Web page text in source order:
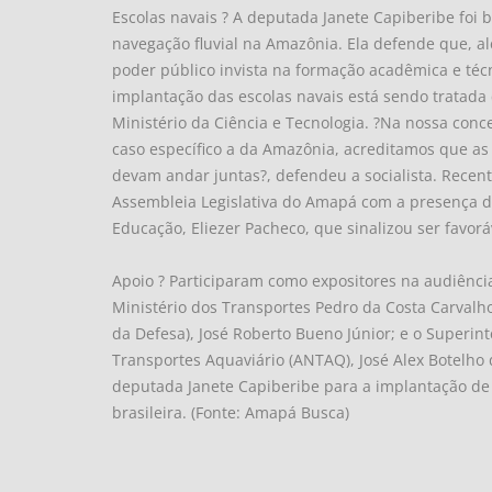
Escolas navais ? A deputada Janete Capiberibe foi
navegação fluvial na Amazônia. Ela defende que,
poder público invista na formação acadêmica e
implantação das escolas navais está sendo tratada
Ministério da Ciência e Tecnologia. ?Na nossa
caso específico a da Amazônia, acreditamos que
devam andar juntas?, defendeu a socialista.
Assembleia Legislativa do Amapá com a presença
Educação, Eliezer Pacheco, que sinalizou ser
Apoio ? Participaram como expositores na
Ministério dos Transportes Pedro da Costa
da Defesa), José Roberto Bueno Júnior; e o
Transportes Aquaviário (ANTAQ), José Alex
deputada Janete Capiberibe para a implantação
brasileira. (Fonte: Amapá Busca)